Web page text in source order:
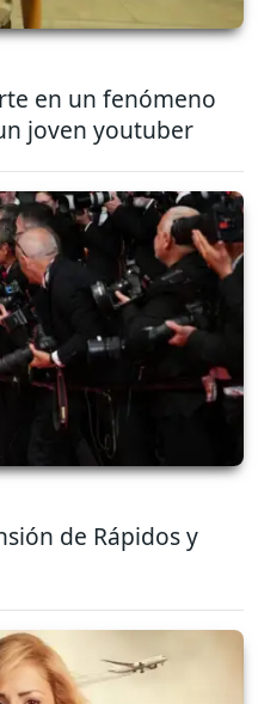
en un fenómeno
joven youtuber
de Rápidos y